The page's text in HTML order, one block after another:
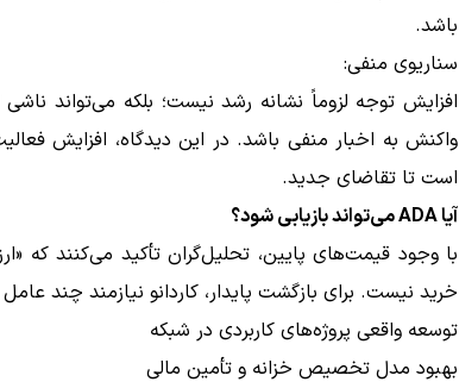
باشد.
سناریوی منفی:
افزایش توجه لزوماً نشانه رشد نیست؛ بلکه می‌تواند
واکنش به اخبار منفی باشد. در این دیدگاه، افزایش
است تا تقاضای جدید.
آیا ADA می‌تواند بازیابی شود؟
با وجود قیمت‌های پایین، تحلیل‌گران تأکید می‌کنند که
خرید نیست. برای بازگشت پایدار، کاردانو نیازمند چند
توسعه واقعی پروژه‌های کاربردی در شبکه
بهبود مدل تخصیص خزانه و تأمین مالی